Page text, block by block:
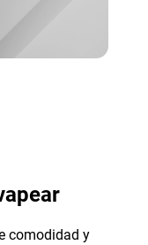
comodidad y